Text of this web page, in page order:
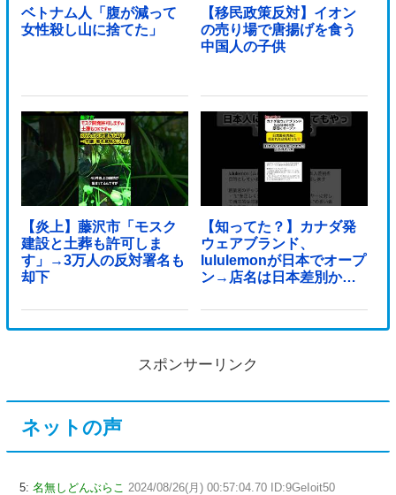
ベトナム人「腹が減って
女性殺し山に捨てた」
【移民政策反対】イオン
の売り場で唐揚げを食う
中国人の子供
【炎上】藤沢市「モスク
建設と土葬も許可しま
す」→3万人の反対署名も
却下
【知ってた？】カナダ発
ウェアブランド、
lululemonが日本でオープ
ン→店名は日本差別から
スポンサーリンク
ネットの声
5: 名無しどんぶらこ 2024/08/26(月) 00:57:04.70 ID:9GeIoit50